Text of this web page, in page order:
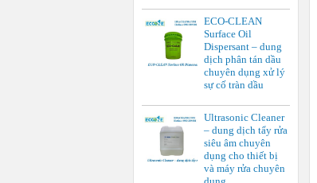
ECO-CLEAN
Surface Oil
Dispersant – dung
dịch phân tán dầu
chuyên dụng xử lý
sự cố tràn dầu
Ultrasonic Cleaner
– dung dịch tẩy rửa
siêu âm chuyên
dụng cho thiết bị
và máy rửa chuyên